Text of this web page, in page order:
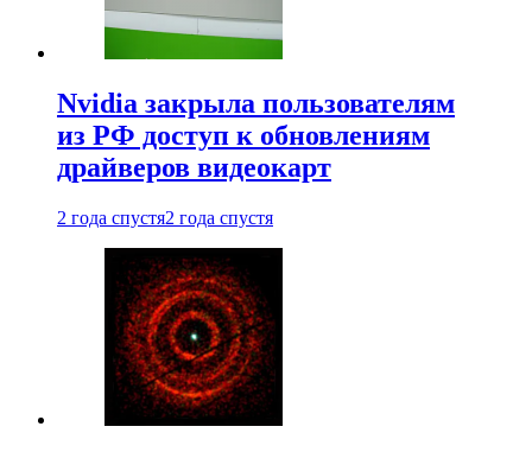
Nvidia закрыла пользователям
из РФ доступ к обновлениям
драйверов видеокарт
2 года спустя2 года спустя